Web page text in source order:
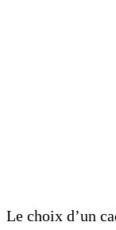
Le choix d’un